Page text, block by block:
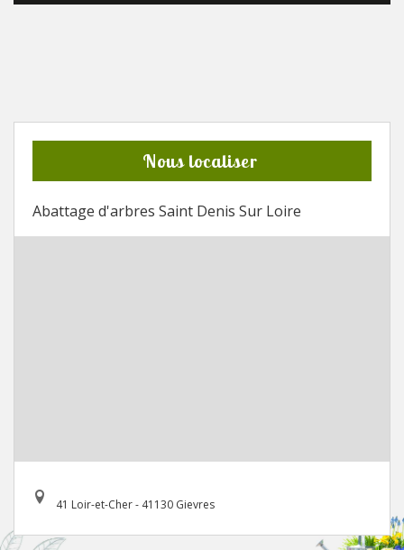
Nous localiser
Abattage d'arbres Saint Denis Sur Loire
41 Loir-et-Cher - 41130 Gievres